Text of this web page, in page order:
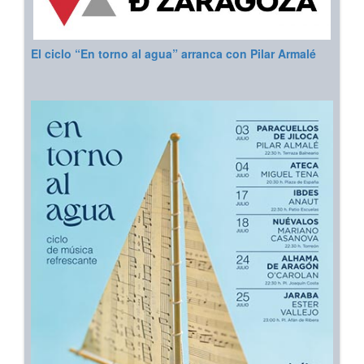
El ciclo “En torno al agua” arranca con Pilar Armalé